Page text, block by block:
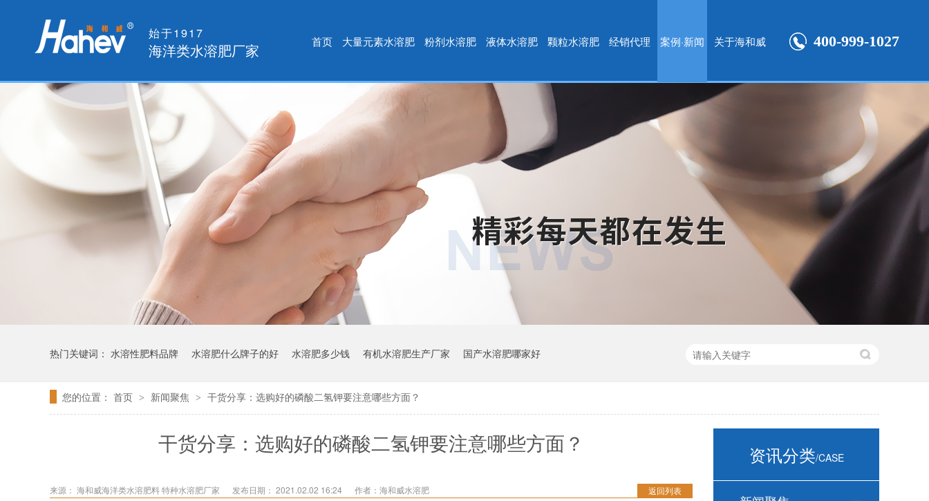
始于1917
海洋类水溶肥厂家 400-999-1027
首页 大量元素水溶肥 粉剂水溶肥 液体水溶肥 颗粒水溶肥 经销代理 案例·新闻 关于海和威
热门关键词： 水溶性肥料品牌 水溶肥什么牌子的好 水溶肥多少钱 有机水溶肥生产厂家 国产水溶肥哪家好
您的位置： 首页 > 新闻聚焦 > 干货分享：选购好的磷酸二氢钾要注意哪些方面？
干货分享：选购好的磷酸二氢钾要注意哪些方面？
返回列表
来源： 海和威海洋类水溶肥料 特种水溶肥厂家 发布日期： 2021.02.02 16:24 作者：海和威水溶肥
资讯分类/CASE